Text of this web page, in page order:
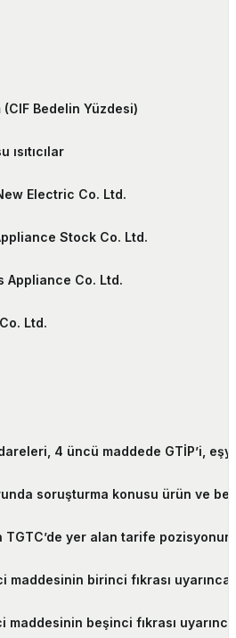
(CIF Bedelin Yüzdesi)
ısıtıcılar
Electric Co. Ltd.
Stock Co. Ltd.
Appliance Co. Ltd.
Ltd.
4 üncü maddede GTİP’i,
soruşturma konusu ürün ve
TGTC’de yer alan tarife
maddesinin birinci fıkrası
maddesinin beşinci fıkrası